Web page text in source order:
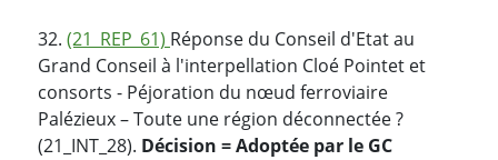
32. (21_REP_61) Réponse du Conseil d'Etat au
Grand Conseil à l'interpellation Cloé Pointet et
consorts - Péjoration du nœud ferroviaire
Palézieux – Toute une région déconnectée ?
(21_INT_28). Décision = Adoptée par le GC